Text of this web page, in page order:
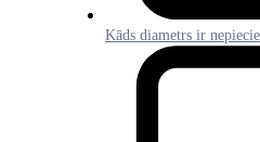
Kāds diametrs ir